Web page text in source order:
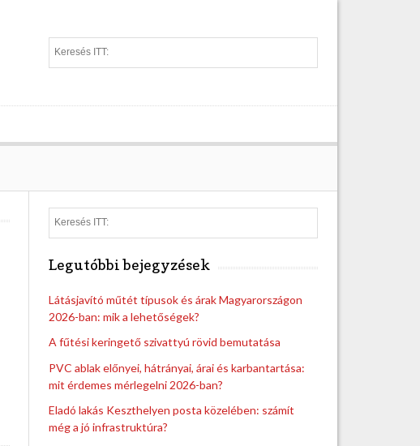
e
c
e
Legutóbbi bejegyzések
Látásjavító műtét típusok és árak Magyarországon
2026-ban: mik a lehetőségek?
A fűtési keringető szivattyú rövid bemutatása
PVC ablak előnyei, hátrányai, árai és karbantartása:
mit érdemes mérlegelni 2026-ban?
Eladó lakás Keszthelyen posta közelében: számít
még a jó infrastruktúra?